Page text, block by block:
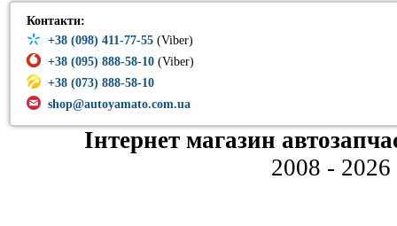
Контакти:
+38 (098) 411-77-55 (Viber)
+38 (095) 888-58-10 (Viber)
+38 (073) 888-58-10
shop@autoyamato.com.ua
Інтернет магазин
2008 - 2026